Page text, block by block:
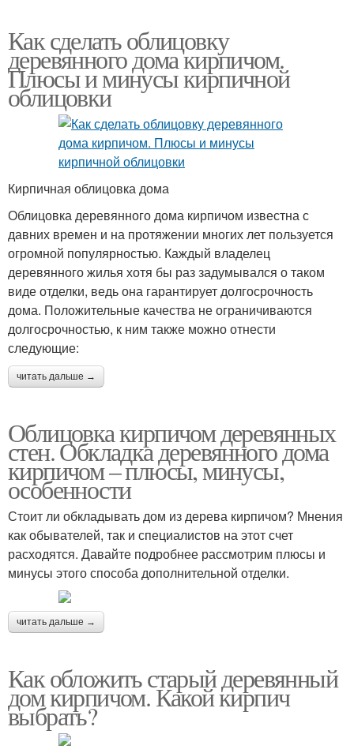
Как сделать облицовку
деревянного дома кирпичом.
Плюсы и минусы кирпичной
облицовки
Кирпичная облицовка дома
Облицовка деревянного дома кирпичом известна с
давних времен и на протяжении многих лет пользуется
огромной популярностью. Каждый владелец
деревянного жилья хотя бы раз задумывался о таком
виде отделки, ведь она гарантирует долгосрочность
дома. Положительные качества не ограничиваются
долгосрочностью, к ним также можно отнести
следующие:
читать дальше →
Облицовка кирпичом деревянных
стен. Обкладка деревянного дома
кирпичом – плюсы, минусы,
особенности
Стоит ли обкладывать дом из дерева кирпичом? Мнения
как обывателей, так и специалистов на этот счет
расходятся. Давайте подробнее рассмотрим плюсы и
минусы этого способа дополнительной отделки.
читать дальше →
Как обложить старый деревянный
дом кирпичом. Какой кирпич
выбрать?